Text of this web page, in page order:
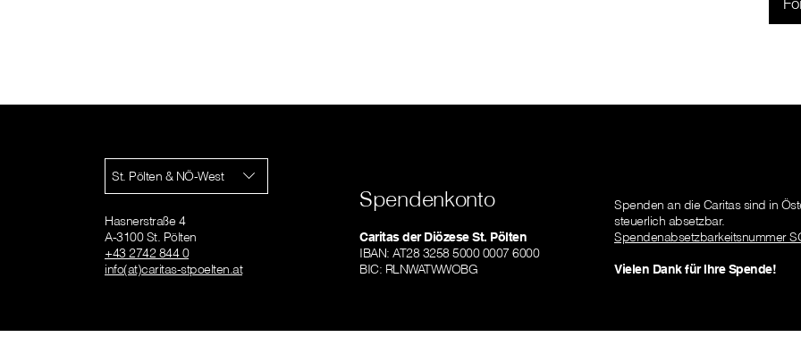
St. Pölten & NÖ-West
Hasnerstraße 4
A-3100 St. Pölten
+43 2742 844 0
info(at)caritas-stpoelten.at
Spendenkonto
Caritas der Diözese St. Pölten
IBAN: AT28 3258 5000 0007 6000
BIC: RLNWATWWOBG
Spenden an die Caritas sind in
steuerlich absetzbar.
Spendenabsetzbarkeitsnummer
Vielen Dank für Ihre Spende!